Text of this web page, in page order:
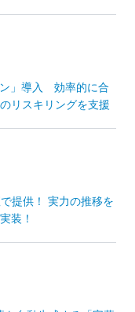
」導入 効率的に合
リスキリングを支援
提供！ 実力の推移を
装！